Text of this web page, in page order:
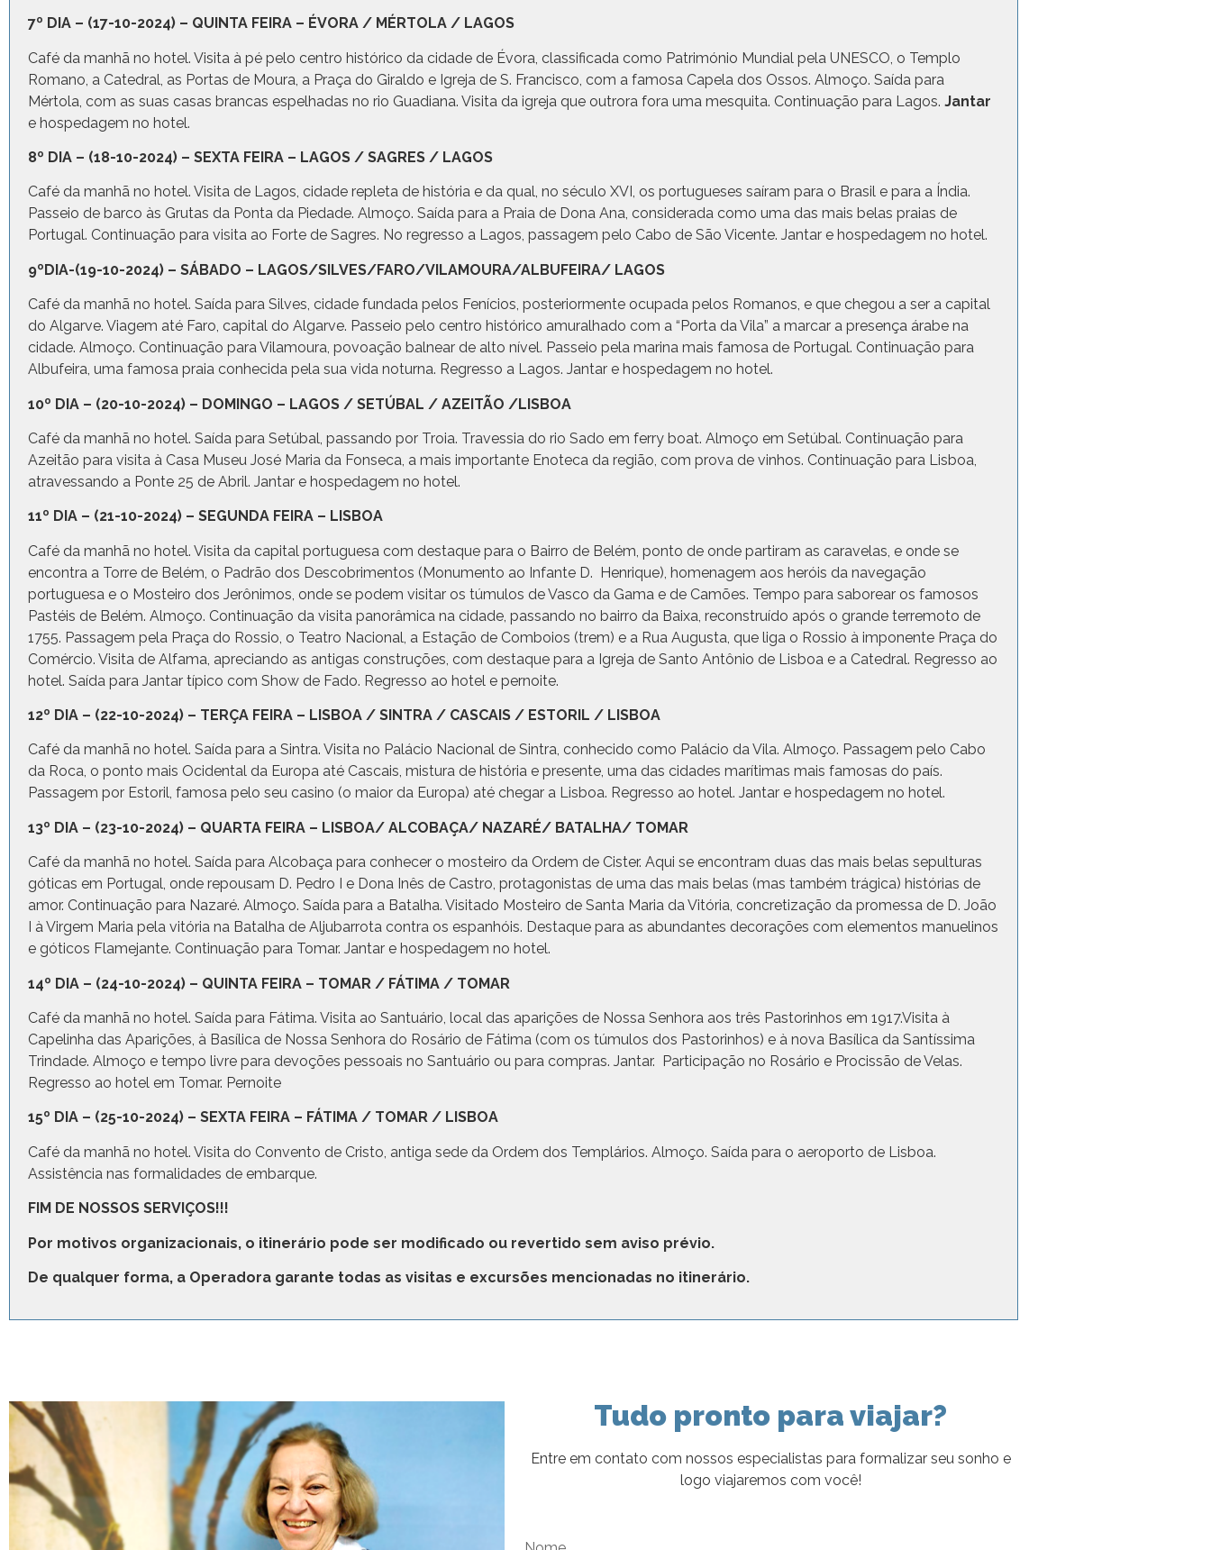
7º DIA – (17-10-2024) – QUINTA FEIRA – ÉVORA / MÉRTOLA / LAGOS
Café da manhã no hotel. Visita à pé pelo centro histórico da cidade de Évora, classificada como Património Mundial pela UNESCO, o Templo
Romano, a Catedral, as Portas de Moura, a Praça do Giraldo e Igreja de S. Francisco, com a famosa Capela dos Ossos. Almoço. Saída para
Mértola, com as suas casas brancas espelhadas no rio Guadiana. Visita da igreja que outrora fora uma mesquita. Continuação para Lagos. Jantar
e hospedagem no hotel.
8º DIA – (18-10-2024) – SEXTA FEIRA – LAGOS / SAGRES / LAGOS
Café da manhã no hotel. Visita de Lagos, cidade repleta de história e da qual, no século XVI, os portugueses saíram para o Brasil e para a Índia.
Passeio de barco às Grutas da Ponta da Piedade. Almoço. Saída para a Praia de Dona Ana, considerada como uma das mais belas praias de
Portugal. Continuação para visita ao Forte de Sagres. No regresso a Lagos, passagem pelo Cabo de São Vicente. Jantar e hospedagem no hotel.
9ºDIA-(19-10-2024) – SÁBADO – LAGOS/SILVES/FARO/VILAMOURA/ALBUFEIRA/ LAGOS
Café da manhã no hotel. Saída para Silves, cidade fundada pelos Fenícios, posteriormente ocupada pelos Romanos, e que chegou a ser a capital
do Algarve. Viagem até Faro, capital do Algarve. Passeio pelo centro histórico amuralhado com a “Porta da Vila” a marcar a presença árabe na
cidade. Almoço. Continuação para Vilamoura, povoação balnear de alto nível. Passeio pela marina mais famosa de Portugal. Continuação para
Albufeira, uma famosa praia conhecida pela sua vida noturna. Regresso a Lagos. Jantar e hospedagem no hotel.
10º DIA – (20-10-2024) – DOMINGO – LAGOS / SETÚBAL / AZEITÃO /LISBOA
Café da manhã no hotel. Saída para Setúbal, passando por Troia. Travessia do rio Sado em ferry boat. Almoço em Setúbal. Continuação para
Azeitão para visita à Casa Museu José Maria da Fonseca, a mais importante Enoteca da região, com prova de vinhos. Continuação para Lisboa,
atravessando a Ponte 25 de Abril. Jantar e hospedagem no hotel.
11º DIA – (21-10-2024) – SEGUNDA FEIRA – LISBOA
Café da manhã no hotel. Visita da capital portuguesa com destaque para o Bairro de Belém, ponto de onde partiram as caravelas, e onde se
encontra a Torre de Belém, o Padrão dos Descobrimentos (Monumento ao Infante D. Henrique), homenagem aos heróis da navegação
portuguesa e o Mosteiro dos Jerônimos, onde se podem visitar os túmulos de Vasco da Gama e de Camões. Tempo para saborear os famosos
Pastéis de Belém. Almoço. Continuação da visita panorâmica na cidade, passando no bairro da Baixa, reconstruído após o grande terremoto de
1755. Passagem pela Praça do Rossio, o Teatro Nacional, a Estação de Comboios (trem) e a Rua Augusta, que liga o Rossio à imponente Praça do
Comércio. Visita de Alfama, apreciando as antigas construções, com destaque para a Igreja de Santo Antônio de Lisboa e a Catedral. Regresso ao
hotel. Saída para Jantar típico com Show de Fado. Regresso ao hotel e pernoite.
12º DIA – (22-10-2024) – TERÇA FEIRA – LISBOA / SINTRA / CASCAIS / ESTORIL / LISBOA
Café da manhã no hotel. Saída para a Sintra. Visita no Palácio Nacional de Sintra, conhecido como Palácio da Vila. Almoço. Passagem pelo Cabo
da Roca, o ponto mais Ocidental da Europa até Cascais, mistura de história e presente, uma das cidades marítimas mais famosas do país.
Passagem por Estoril, famosa pelo seu casino (o maior da Europa) até chegar a Lisboa. Regresso ao hotel. Jantar e hospedagem no hotel.
13º DIA – (23-10-2024) – QUARTA FEIRA – LISBOA/ ALCOBAÇA/ NAZARÉ/ BATALHA/ TOMAR
Café da manhã no hotel. Saída para Alcobaça para conhecer o mosteiro da Ordem de Cister. Aqui se encontram duas das mais belas sepulturas
góticas em Portugal, onde repousam D. Pedro I e Dona Inês de Castro, protagonistas de uma das mais belas (mas também trágica) histórias de
amor. Continuação para Nazaré. Almoço. Saída para a Batalha. Visitado Mosteiro de Santa Maria da Vitória, concretização da promessa de D. João
I à Virgem Maria pela vitória na Batalha de Aljubarrota contra os espanhóis. Destaque para as abundantes decorações com elementos manuelinos
e góticos Flamejante. Continuação para Tomar. Jantar e hospedagem no hotel.
14º DIA – (24-10-2024) – QUINTA FEIRA – TOMAR / FÁTIMA / TOMAR
Café da manhã no hotel. Saída para Fátima. Visita ao Santuário, local das aparições de Nossa Senhora aos três Pastorinhos em 1917.Visita à
Capelinha das Aparições, à Basílica de Nossa Senhora do Rosário de Fátima (com os túmulos dos Pastorinhos) e à nova Basílica da Santíssima
Trindade. Almoço e tempo livre para devoções pessoais no Santuário ou para compras. Jantar. Participação no Rosário e Procissão de Velas.
Regresso ao hotel em Tomar. Pernoite
15º DIA – (25-10-2024) – SEXTA FEIRA – FÁTIMA / TOMAR / LISBOA
Café da manhã no hotel. Visita do Convento de Cristo, antiga sede da Ordem dos Templários. Almoço. Saída para o aeroporto de Lisboa.
Assistência nas formalidades de embarque.
FIM DE NOSSOS SERVIÇOS!!!
Por motivos organizacionais, o itinerário pode ser modificado ou revertido sem aviso prévio.
De qualquer forma, a Operadora garante todas as visitas e excursões mencionadas no itinerário.
Tudo pronto para viajar?
Entre em contato com nossos especialistas para formalizar seu sonho e
logo viajaremos com você!